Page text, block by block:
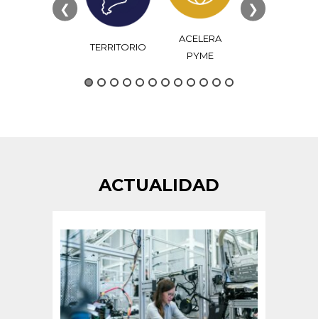
❮
TERRITORIO
ACELERA
PYME
❯
ACTUALIDAD